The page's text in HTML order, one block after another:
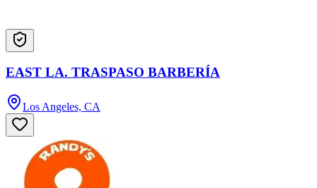
EAST LA. TRASPASO BARBERÍA
Los Angeles, CA